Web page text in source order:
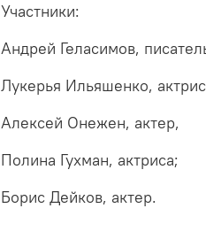
Участники:
Андрей Геласимов,
Лукерья Ильяшенко,
Алексей Онежен, актер,
Полина Гухман, актриса;
Борис Дейков, актер.